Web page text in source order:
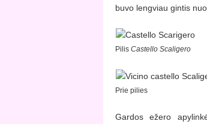
buvo lengviau gintis
Pilis Castello Scaligero
Prie pilies
Gardos ežero